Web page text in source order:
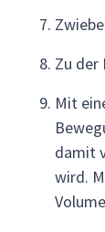
Zu der
Mit
damit
wird.